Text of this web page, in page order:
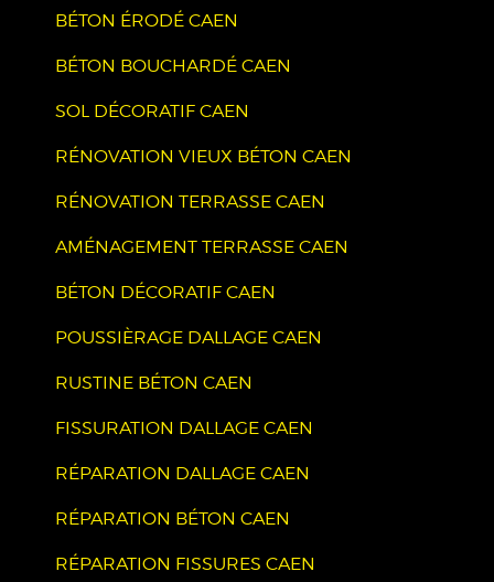
BÉTON ÉRODÉ CAEN
BÉTON BOUCHARDÉ CAEN
SOL DÉCORATIF CAEN
RÉNOVATION VIEUX BÉTON CAEN
RÉNOVATION TERRASSE CAEN
AMÉNAGEMENT TERRASSE CAEN
BÉTON DÉCORATIF CAEN
POUSSIÈRAGE DALLAGE CAEN
RUSTINE BÉTON CAEN
FISSURATION DALLAGE CAEN
RÉPARATION DALLAGE CAEN
RÉPARATION BÉTON CAEN
RÉPARATION FISSURES CAEN